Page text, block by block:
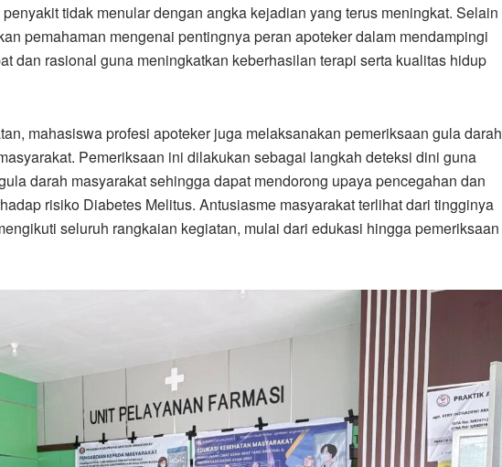
tidak menular dengan angka kejadian yang terus meningkat. Selain
pemahaman mengenai pentingnya peran apoteker dalam mendampingi
dan rasional guna meningkatkan keberhasilan terapi serta kualitas hidup
mahasiswa profesi apoteker juga melaksanakan pemeriksaan gula darah
Pemeriksaan ini dilakukan sebagai langkah deteksi dini guna
darah masyarakat sehingga dapat mendorong upaya pencegahan dan
risiko Diabetes Melitus. Antusiasme masyarakat terlihat dari tingginya
seluruh rangkaian kegiatan, mulai dari edukasi hingga pemeriksaan